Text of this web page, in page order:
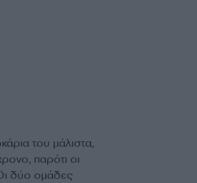
του μάλιστα,
παρότι οι
δύο ομάδες